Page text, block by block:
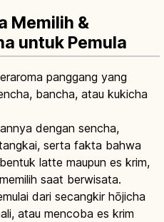
Memilih &
untuk Pemula
panggang yang
bancha, atau kukicha
dengan sencha,
serta fakta bahwa
latte maupun es krim,
saat berwisata.
dari secangkir hōjicha
atau mencoba es krim